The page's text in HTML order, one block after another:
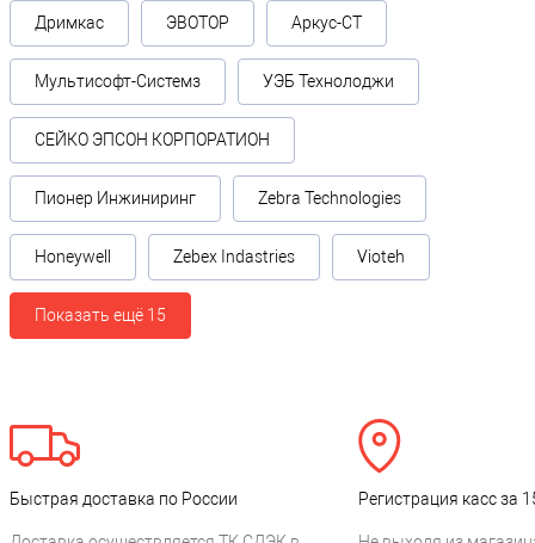
Дримкас ЭВОТОР Аркус-СТ
Мультисофт-Системз УЭБ Технолоджи
СЕЙКО ЭПСОН КОРПОРАТИОН
Пионер Инжиниринг Zebra Technologies
Honeywell Zebex Indastries Vioteh
Показать ещё 15
Быстрая доставка по России Регистрация касс за